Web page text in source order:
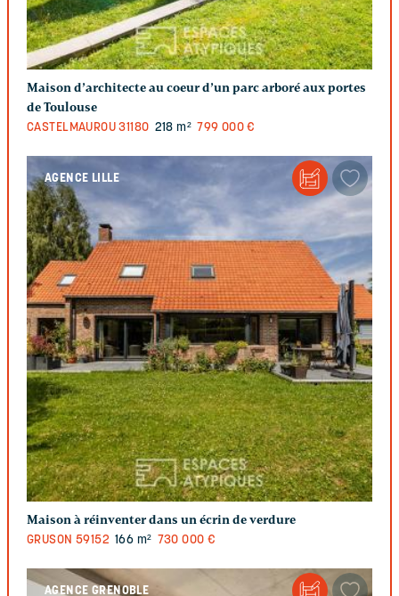
Maison d’architecte au coeur d’un parc arboré aux portes
de Toulouse
CASTELMAUROU 31180 218 m² 799 000 €
AGENCE LILLE
Maison à réinventer dans un écrin de verdure
GRUSON 59152 166 m² 730 000 €
AGENCE GRENOBLE